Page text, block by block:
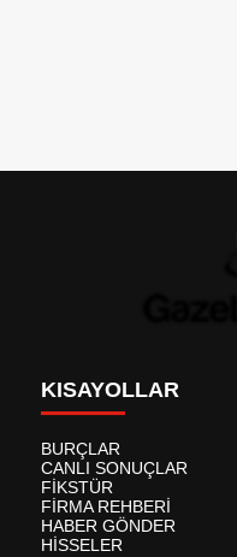
KISAYOLLAR
BURÇLAR
CANLI SONUÇLAR
FİKSTÜR
FİRMA REHBERİ
HABER GÖNDER
HİSSELER